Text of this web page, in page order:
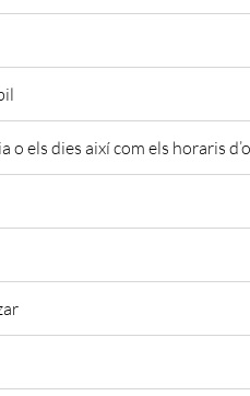
o els dies així com els horaris